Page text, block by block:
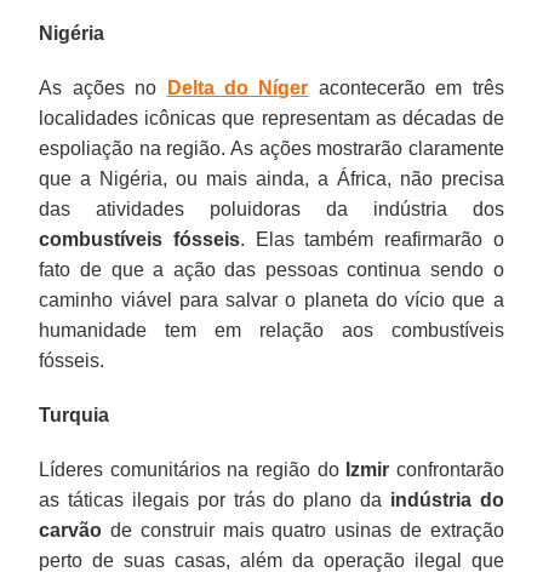
Nigéria
As ações no Delta do Níger acontecerão em três
localidades icônicas que representam as décadas de
espoliação na região. As ações mostrarão claramente
que a Nigéria, ou mais ainda, a África, não precisa
das atividades poluidoras da indústria dos
combustíveis fósseis. Elas também reafirmarão o
fato de que a ação das pessoas continua sendo o
caminho viável para salvar o planeta do vício que a
humanidade tem em relação aos combustíveis
fósseis.
Turquia
Líderes comunitários na região do Izmir confrontarão
as táticas ilegais por trás do plano da indústria do
carvão de construir mais quatro usinas de extração
perto de suas casas, além da operação ilegal que